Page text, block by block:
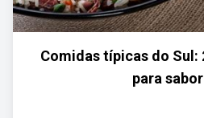
Comidas típicas do Sul:
para